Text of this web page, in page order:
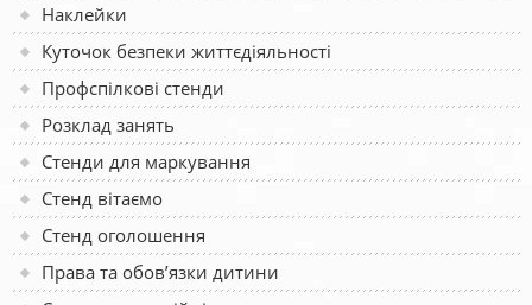
Наклейки
Куточок безпеки життєдіяльності
Профспілкові стенди
Розклад занять
Стенди для маркування
Стенд вітаємо
Стенд оголошення
Права та обов’язки дитини